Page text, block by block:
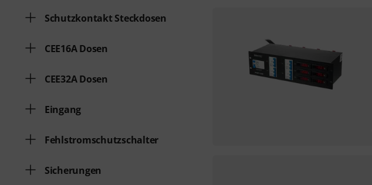
Schutzkontakt Steckdosen
CEE16A Dosen
CEE32A Dosen
Eingang
Fehlstromschutzschalter
Sicherungen